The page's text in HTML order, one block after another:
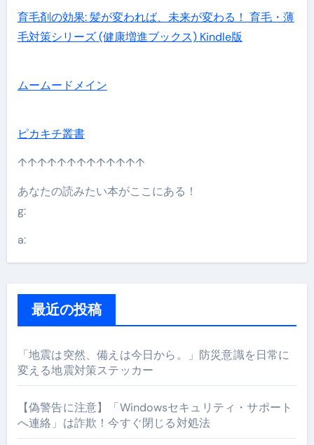
育毛剤の効果: 髪が変われば、未来が変わる！ 育毛・薄
毛対策シリーズ (健康増進ブックス) Kindle版
ムームードメイン
ピカキチ叢書
↑↑↑↑↑↑↑↑↑↑↑↑↑
あなたの読みたい本がここにある！
g:
a:
最近の投稿
「地震は突然、備えは今日から。」防災意識を日常に
変える地震対策ステッカー
【偽警告に注意】「Windowsセキュリティ・サポート
へ連絡」は詐欺！今すぐ閉じる対処法